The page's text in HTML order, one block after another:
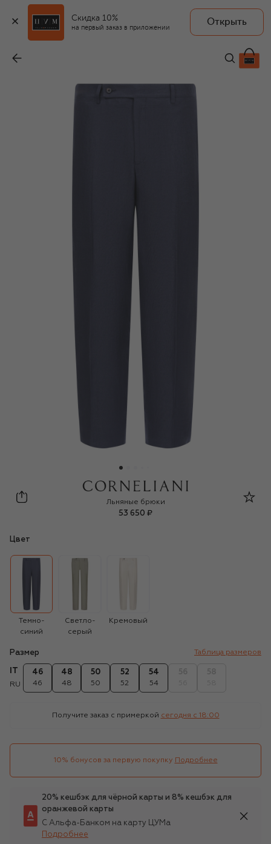
Скидка 10%
на первый заказ в приложении
Открыть
53 650 ₽
Corneliani
Льняные брюки
53 650 ₽
Цвет
Темно-
синий
Светло-
серый
Кремовый
Размер Таблица размеров
RU
46
46
48
48
50
50
52
52
54
54
Получите заказ с примеркой сегодня c 18:00
10% бонусов за первую покупку Подробнее
20% кешбэк для чёрной карты и 8% кешбэк для
оранжевой карты
С Альфа-Банком на карту ЦУМа
Подробнее